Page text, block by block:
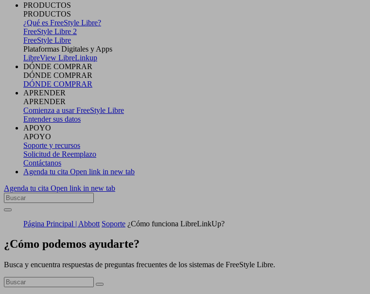
PRODUCTOS
PRODUCTOS
¿Qué es FreeStyle Libre?
FreeStyle Libre 2
FreeStyle Libre
Plataformas Digitales y Apps
LibreView LibreLinkup
DÓNDE COMPRAR
DÓNDE COMPRAR
DÓNDE COMPRAR
APRENDER
APRENDER
Comienza a usar FreeStyle Libre
Entender sus datos
APOYO
APOYO
Soporte y recursos
Solicitud de Reemplazo
Contáctanos
Agenda tu cita Open link in new tab
Agenda tu cita Open link in new tab
Página Principal | Abbott Soporte ¿Cómo funciona LibreLinkUp?
¿Cómo podemos ayudarte?
Busca y encuentra respuestas de preguntas frecuentes de los sistemas de FreeStyle Libre.